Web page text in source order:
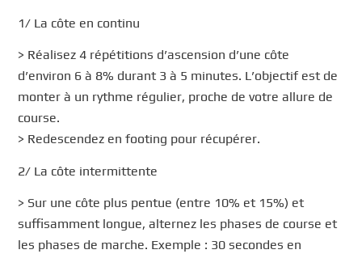
1/ La côte en continu
> Réalisez 4 répétitions d’ascension d’une côte
d’environ 6 à 8% durant 3 à 5 minutes. L’objectif est de
monter à un rythme régulier, proche de votre allure de
course.
> Redescendez en footing pour récupérer.
2/ La côte intermittente
> Sur une côte plus pentue (entre 10% et 15%) et
suffisamment longue, alternez les phases de course et
les phases de marche. Exemple : 30 secondes en